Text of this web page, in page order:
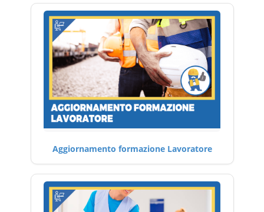
Aggiornamento formazione Lavoratore